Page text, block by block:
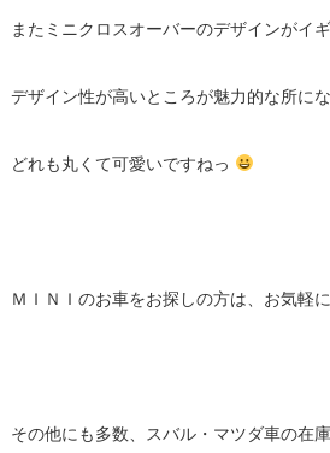
またミニクロスオーバーのデザインがイ
デザイン性が高いところが魅力的な所に
どれも丸くて可愛いですねっ
ＭＩＮＩのお車をお探しの方は、お気軽
その他にも多数、スバル・マツダ車の在